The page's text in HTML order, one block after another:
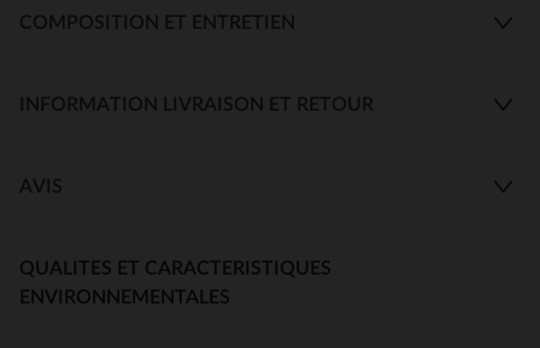
COMPOSITION ET ENTRETIEN
INFORMATION LIVRAISON ET RETOUR
AVIS
QUALITES ET CARACTERISTIQUES
ENVIRONNEMENTALES